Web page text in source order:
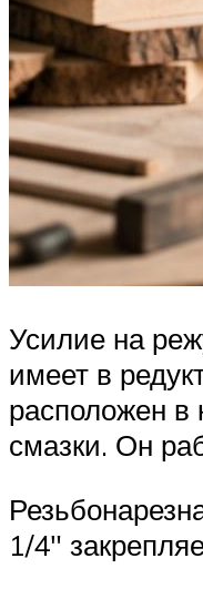
Усилие на
имеет в
расположен в
смазки. Он
1/4″